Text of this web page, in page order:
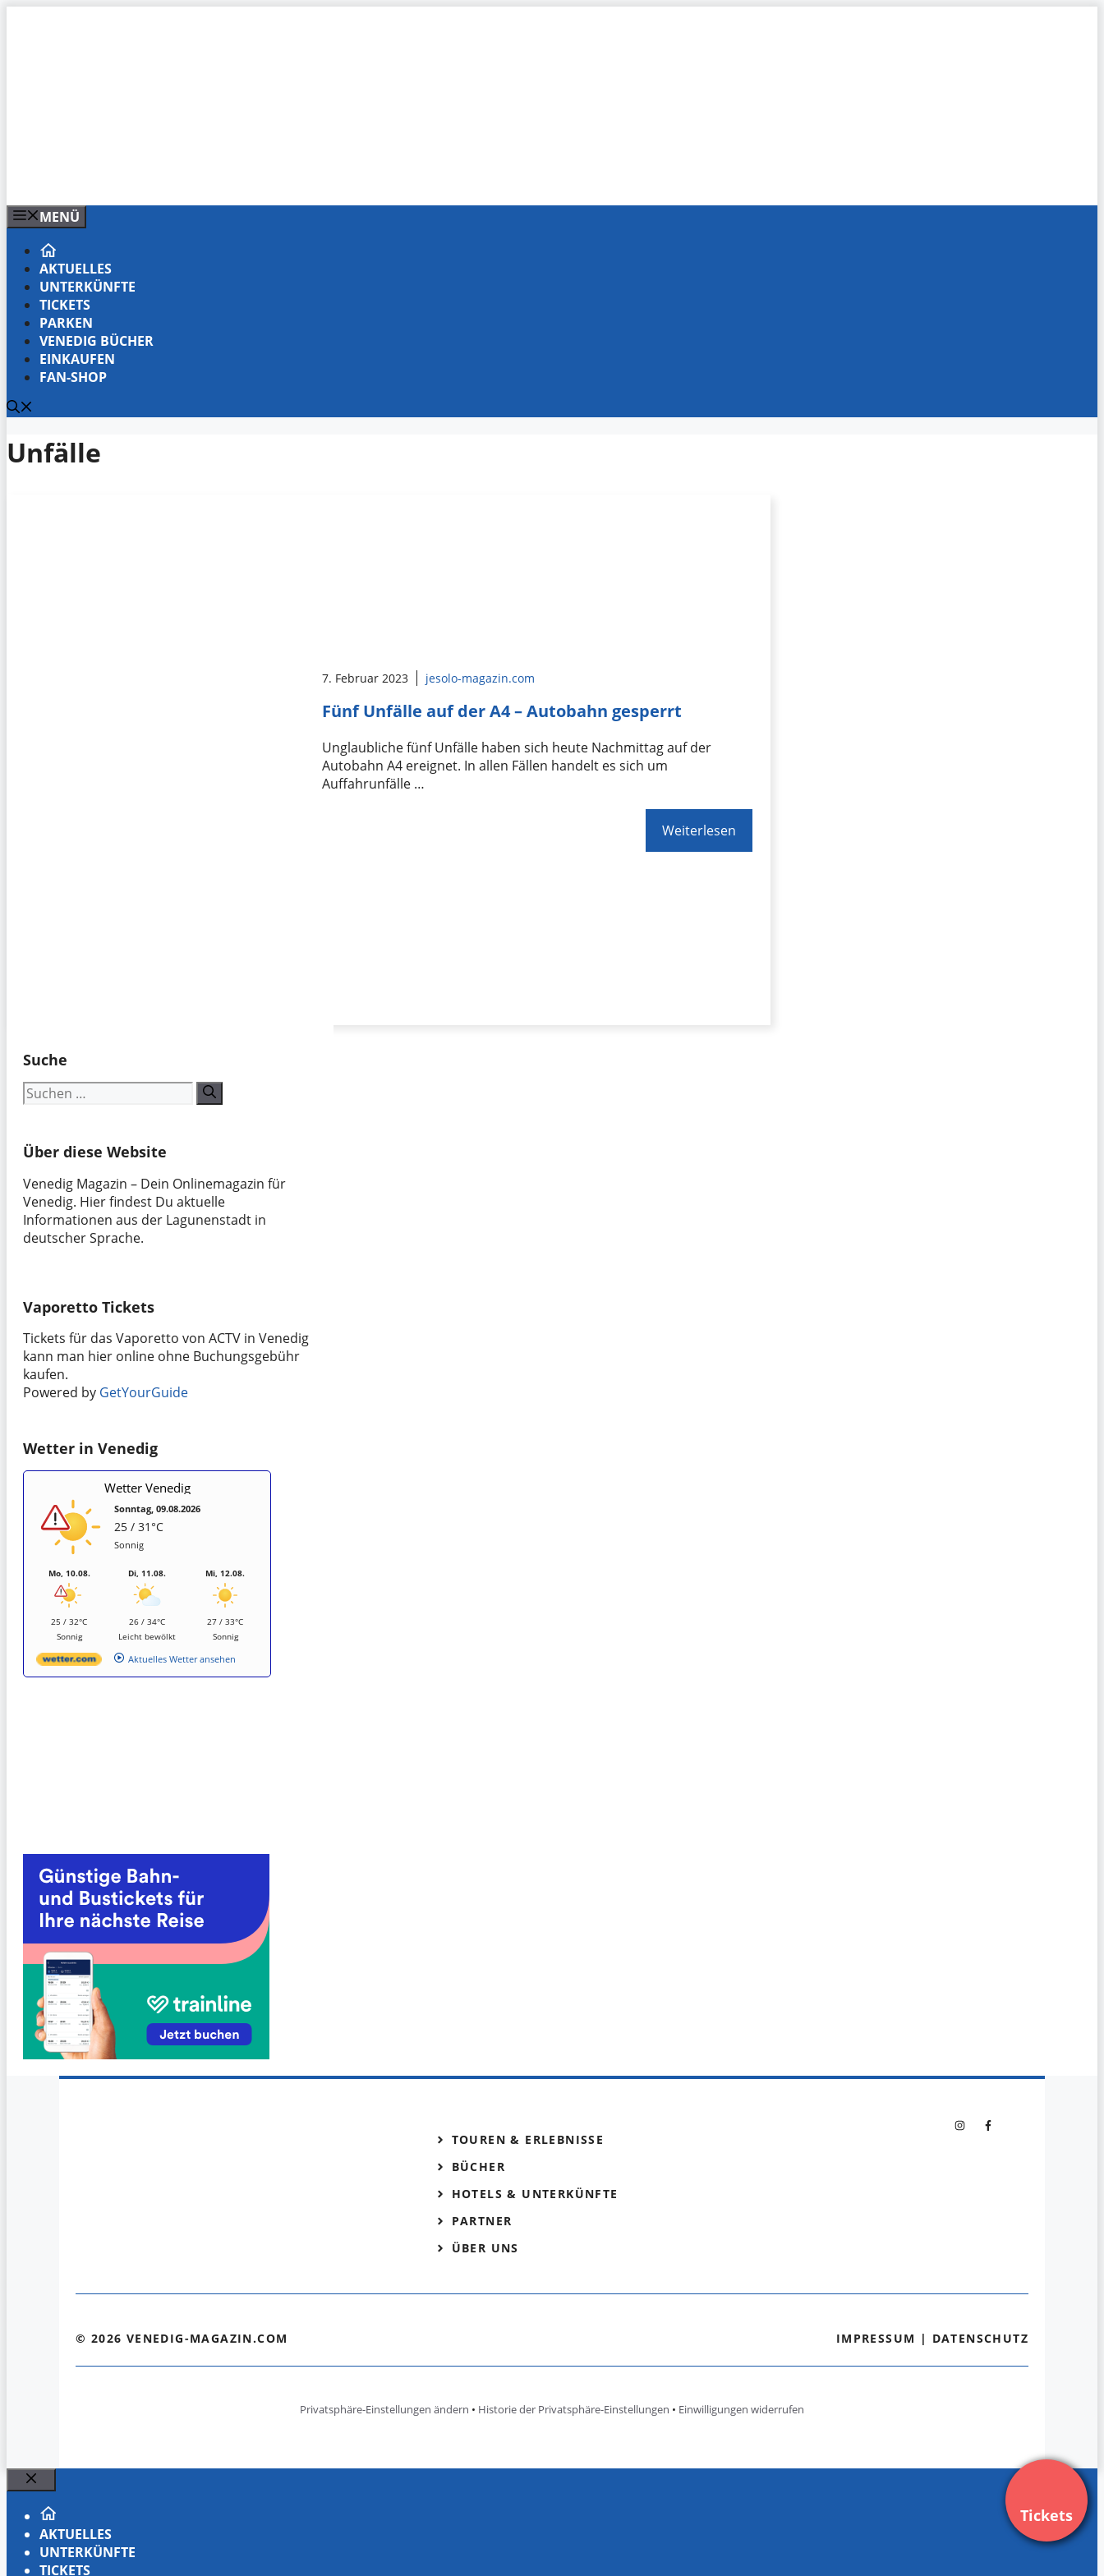
MENÜ
AKTUELLES
UNTERKÜNFTE
TICKETS
PARKEN
VENEDIG BÜCHER
EINKAUFEN
FAN-SHOP
Unfälle
7. Februar 2023 jesolo-magazin.com
Fünf Unfälle auf der A4 – Autobahn gesperrt
Unglaubliche fünf Unfälle haben sich heute Nachmittag auf der
Autobahn A4 ereignet. In allen Fällen handelt es sich um
Auffahrunfälle …
Weiterlesen
Suche
Suchen
nach:
Über diese Website
Venedig Magazin – Dein Onlinemagazin für
Venedig. Hier findest Du aktuelle
Informationen aus der Lagunenstadt in
deutscher Sprache.
Vaporetto Tickets
Tickets für das Vaporetto von ACTV in Venedig
kann man hier online ohne Buchungsgebühr
kaufen.
Powered by GetYourGuide
Wetter in Venedig
Wetter Venedig
Sonntag, 09.08.2026
25 / 31°C
Sonnig
Mo, 10.08.
25 / 32°C
Sonnig
Di, 11.08.
26 / 34°C
Leicht bewölkt
Mi, 12.08.
27 / 33°C
Sonnig
Aktuelles Wetter ansehen
Tickets
TOUREN & ERLEBNISSE
BÜCHER
HOTELS & UNTERKÜNFTE
PARTNER
ÜBER UNS
© 2026 VENEDIG-MAGAZIN.COM IMPRESSUM | DATENSCHUTZ
Privatsphäre-Einstellungen ändern • Historie der Privatsphäre-Einstellungen • Einwilligungen widerrufen
Schließen
AKTUELLES
UNTERKÜNFTE
TICKETS